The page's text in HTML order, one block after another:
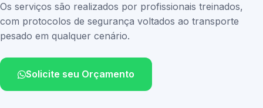
Os serviços são realizados por profissionais treinados,
com protocolos de segurança voltados ao transporte
pesado em qualquer cenário.
Solicite seu Orçamento